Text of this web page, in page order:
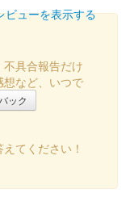
小田原城 デフォルメ
2024の城郭合体オ
年7月25日から現
ビューを表示する
具合報告だけ
など、いつで
ック
てください！